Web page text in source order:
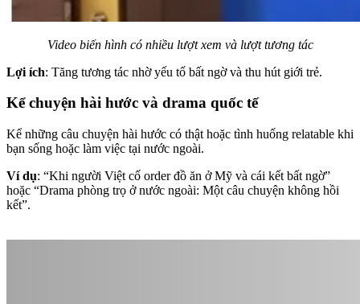
Video biến hình có nhiều lượt xem và lượt tương tác
Lợi ích: Tăng tương tác nhờ yếu tố bất ngờ và thu hút giới trẻ.
Kể chuyện hài hước và drama quốc tế
Kể những câu chuyện hài hước có thật hoặc tình huống relatable khi
bạn sống hoặc làm việc tại nước ngoài.
Ví dụ: “Khi người Việt cố order đồ ăn ở Mỹ và cái kết bất ngờ”
hoặc “Drama phòng trọ ở nước ngoài: Một câu chuyện không hồi
kết”.